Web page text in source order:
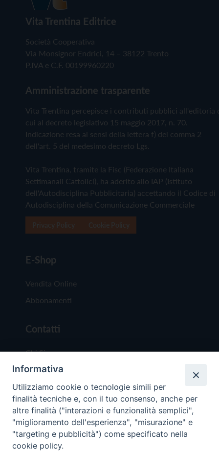
Vita Trentina Editrice
Società Cooperativa
Via Monsignor Endrici, 14 – 38122 Trento
P.IVA e C.F. 00199960220
Amministrazione trasparente
Vita Trentina percepisce i contributi pubblici all'editoria
cui al decreto legislativo 15 maggio 2017, n. 70.
Indicazione resa ai sensi della lettera f) del comma 2
dell'art. 5 del medesimo decreto Lgs.
Vita Trentina, tramite la Fisc (Federazione Italiana
Settimanali Cattolici), ha aderito allo IAP (Istituto
dell'Autodisciplina Pubblicitaria) accettando il Codice di
Autodisciplina della Comunicazione Commerciale
E-Shop
Vendita Online
Abbonamenti
Contatti
Chi Siamo
Redazione
Scrivici
Copyright © 2019 - Tutti i diritti riservati - Vita
Informativa
Utilizziamo cookie o tecnologie simili per
finalità tecniche e, con il tuo consenso, anche per
altre finalità ("interazioni e funzionalità semplici",
"miglioramento dell'esperienza", "misurazione" e
"targeting e pubblicità") come specificato nella
cookie policy.